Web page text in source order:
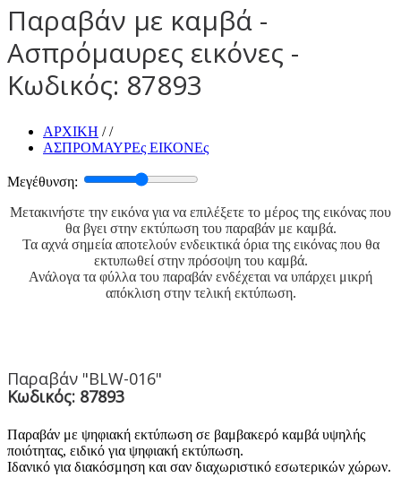
Παραβάν με καμβά -
Ασπρόμαυρες εικόνες -
Κωδικός: 87893
ΑΡΧΙΚΗ / /
ΑΣΠΡΟΜΑΥΡΕς ΕΙΚΟΝΕς
Μεγέθυνση:
Μετακινήστε την εικόνα για να επιλέξετε το μέρος της εικόνας που
θα βγει στην εκτύπωση του παραβάν με καμβά.
Τα αχνά σημεία αποτελούν ενδεικτικά όρια της εικόνας που θα
εκτυπωθεί στην πρόσοψη του καμβά.
Ανάλογα τα φύλλα του παραβάν ενδέχεται να υπάρχει μικρή
απόκλιση στην τελική εκτύπωση.
Παραβάν "BLW-016"
Κωδικός: 87893
Παραβάν με ψηφιακή εκτύπωση σε βαμβακερό καμβά υψηλής
ποιότητας, ειδικό για ψηφιακή εκτύπωση.
Ιδανικό για διακόσμηση και σαν διαχωριστικό εσωτερικών χώρων.